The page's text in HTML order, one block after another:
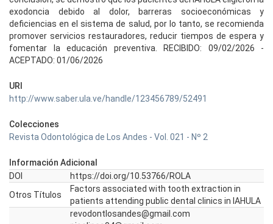
exodoncia debido al dolor, barreras socioeconómicas y
deficiencias en el sistema de salud, por lo tanto, se recomienda
promover servicios restauradores, reducir tiempos de espera y
fomentar la educación preventiva. RECIBIDO: 09/02/2026 -
ACEPTADO: 01/06/2026
URI
http://www.saber.ula.ve/handle/123456789/52491
Colecciones
Revista Odontológica de Los Andes - Vol. 021 - Nº 2
Información Adicional
DOI
https://doi.org/10.53766/ROLA
Otros Títulos
Factors associated with tooth extraction in
patients attending public dental clinics in IAHULA
revodontlosandes@gmail.com